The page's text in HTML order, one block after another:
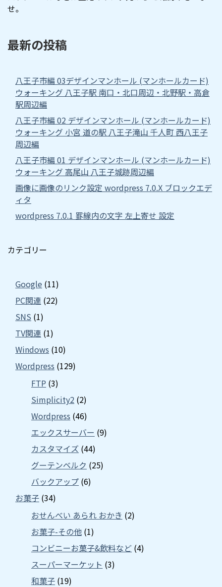
せ。
最新の投稿
八王子市編 03デザインマンホール (マンホールカード)
ウォーキング 八王子駅 南口・北口周辺・北野駅・高倉
駅周辺編
八王子市編 02 デザインマンホール (マンホールカード)
ウォーキング 小宮 道の駅 八王子滝山 千人町 西八王子
周辺編
八王子市編 01 デザインマンホール (マンホールカード)
ウォーキング 高尾山 八王子城跡周辺編
画像に画像のリンク設定 wordpress 7.0.X ブロックエデ
ィタ
wordpress 7.0.1 罫線内の文字 左上寄せ 設定
カテゴリー
Google (11)
PC関連 (22)
SNS (1)
TV関連 (1)
Windows (10)
Wordpress (129)
FTP (3)
Simplicity2 (2)
Wordpress (46)
エックスサーバー (9)
カスタマイズ (44)
グーテンベルク (25)
バックアップ (6)
お菓子 (34)
おせんべい あられ おかき (2)
お菓子-その他 (1)
コンビニーお菓子&飲料など (4)
スーパーマーケット (3)
和菓子 (19)